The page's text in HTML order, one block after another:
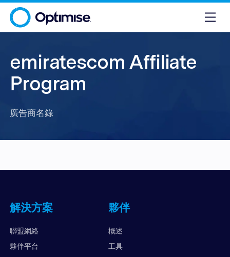
emiratescom Affiliate
Program
廣告商名錄
解決方案
聯盟網絡
夥伴平台
夥伴
概述
工具